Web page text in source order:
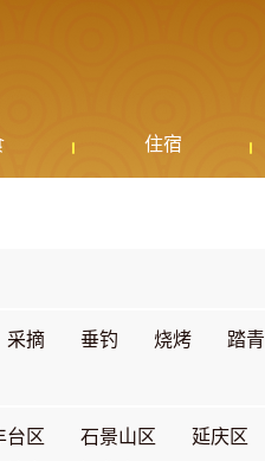
住宿
采摘 垂钓 烧烤 踏青
台区 石景山区 延庆区